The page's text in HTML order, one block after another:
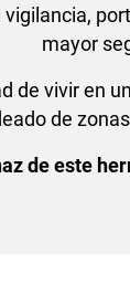
mayor
de vivir en
de
de este